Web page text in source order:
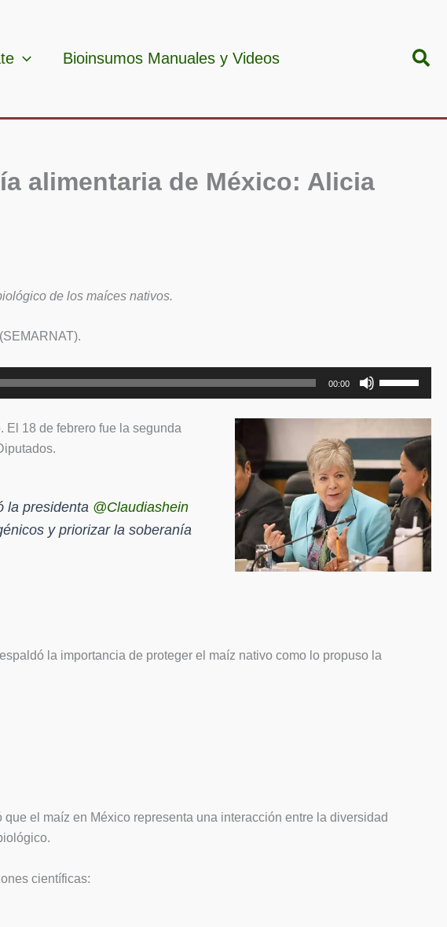
Bioinsumos Manuales y Videos
alimentaria de México: Alicia
de los maíces nativos.
00:00
las
teclas
de
flecha
arriba/abajo
para
aumentar
o
disminuir
El 18 de febrero fue la segunda
la presidenta @Claudiashein
y priorizar la soberanía
la importancia de proteger el maíz nativo como lo propuso la
que el maíz en México representa una interacción entre la diversidad
científicas: